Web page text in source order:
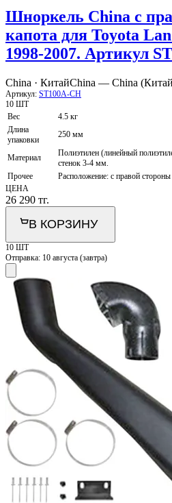
Шноркель China с
капота для Toyota
1998-2007. Артикул
China · КитайChina — China
Артикул: ST100A-CH
10 ШТ
Вес
4.5 кг
Длина
упаковки
250 мм
Материал
Полиэтилен (линейный
стенок 3-4 мм.
Прочее
Расположение: с правой стороны
ЦЕНА
26 290 тг.
В КОРЗИНУ
10 ШТ
Отправка: 10 августа (завтра)